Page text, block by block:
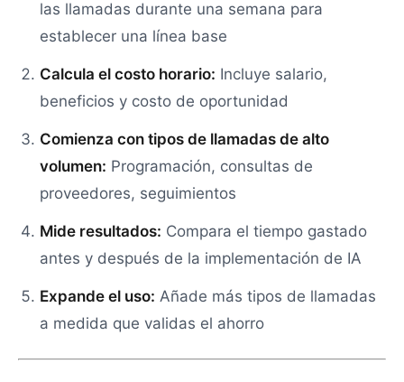
las llamadas durante una semana para
establecer una línea base
Calcula el costo horario: Incluye salario,
beneficios y costo de oportunidad
Comienza con tipos de llamadas de alto
volumen: Programación, consultas de
proveedores, seguimientos
Mide resultados: Compara el tiempo gastado
antes y después de la implementación de IA
Expande el uso: Añade más tipos de llamadas
a medida que validas el ahorro